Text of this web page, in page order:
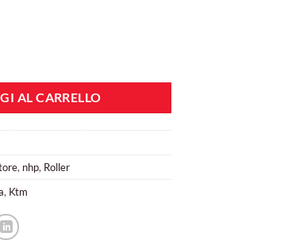
AL CARRELLO
, nhp, Roller
, Ktm